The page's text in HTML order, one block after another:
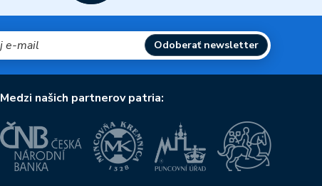
Odoberať newsletter
Medzi našich partnerov patria: